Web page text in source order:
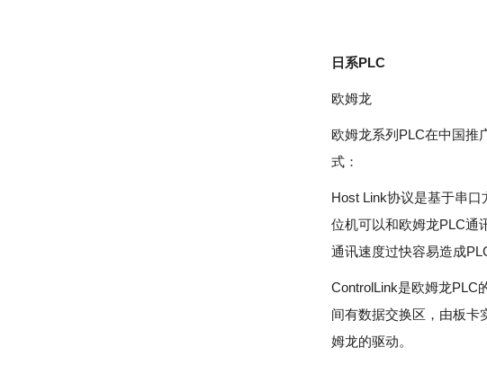
日系PLC
欧姆龙
欧姆龙系列PLC在中国推
式：
Host Link协议是基于串
位机可以和欧姆龙PLC通
通讯速度过快容易造成
ControlLink是欧姆龙PLC
间有数据交换区，由板卡
姆龙的驱动。